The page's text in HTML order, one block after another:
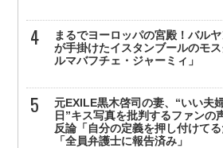
まるでヨーロッパの宮殿！バル
が手掛けたイスタンブールのモ
ルマバフチェ・ジャーミィ」
元EXILE黒木啓司の妻、“いい夫
日”キス写真を批判するファンの
反論「自分の定義を押し付けてる
「全員弁護士に報告済み」